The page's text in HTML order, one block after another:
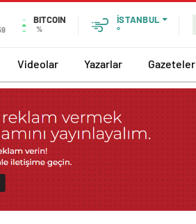
BITCOIN
%
İSTANBUL
°
Videolar Yazarlar Gazeteler